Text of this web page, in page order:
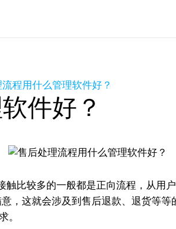
程用什么管理软件好？
件好？
比较多的一般都是正向流程，从用
，这就会涉及到售后退款、退货等
。